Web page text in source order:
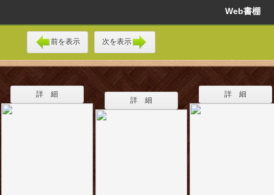
Web書棚
前を表示 次を表示
詳 細
詳 細
詳 細